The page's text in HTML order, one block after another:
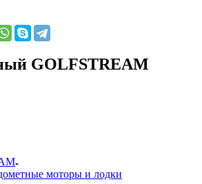
GOLFSTREAM
моторы и лодки